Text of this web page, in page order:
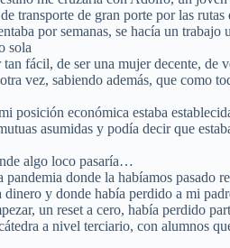
transporte de gran porte por las
por semanas, se hacía un
sola
fácil, de ser una mujer decente,
vez, sabiendo además, que como
posición económica estaba
asumidas y podía decir que
algo loco pasaría…
donde la habíamos pasado
y donde había perdido a mi
un reset a cero, había perdido
a nivel terciario, con alumnos